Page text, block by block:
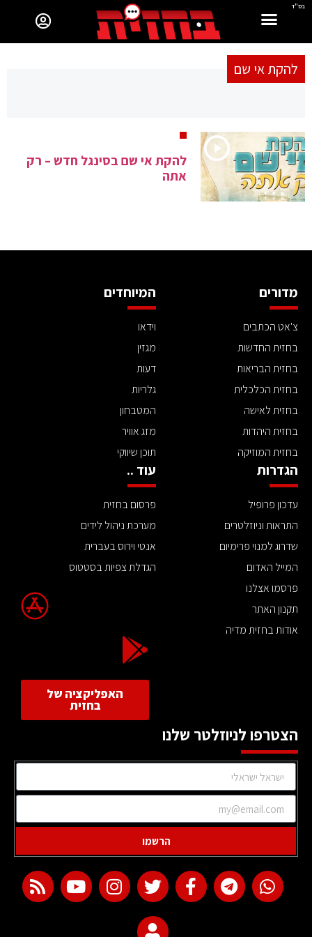
בס"ד
להקת אי שם
להקת אי שם בסינגל חדש – רק
אתה
מדורים
צ'אט הכתבים
בחזית החדשות
בחזית הבריאות
בחזית הכלכלית
בחזית לאישה
בחזית היהדות
בחזית המוזיקה
המיוחדים
וידאו
מגזין
דעות
גלריות
המטבחון
מזג אוויר
תוכן שיווקי
הגדרות
עדכון פרופיל
התראות וניוזלטרים
שדרוג למנוי פרימיום
המייל האדום
פרסמו אצלנו
תקנון האתר
אודות בחזית מדיה
עוד ..
פרסום בחזית
מערכת ניהול לידים
אנטי וירוס בעברית
הגדלת צפיות בסטטוס
האפליקציה של
בחזית
הצטרפו לניוזלטר שלנו
הרשמו